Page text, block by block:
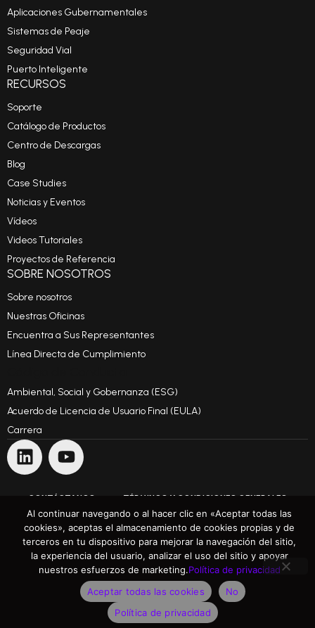
Aplicaciones Gubernamentales
Sistemas de Peaje
Seguridad Vial
Puerto Inteligente
RECURSOS
Soporte
Catálogo de Productos
Centro de Descargas
Blog
Case Studies
Noticias y Eventos
Vídeos
Videos Tutoriales
Proyectos de Referencia
SOBRE NOSOTROS
Sobre nosotros
Nuestras Oficinas
Encuentra a Sus Representantes
Línea Directa de Cumplimiento
Ambiental, Social y Gobernanza (ESG)
Acuerdo de Licencia de Usuario Final (EULA)
Carrera
CONTÁCTANOS TÉRMINOS Y CONDICIONES GENERALES
TÉRMINOS DE USO POLÍTICA DE PRIVACIDAD
Superando Expectativas
©Copyright 1991 - 2025 ARH Informatikai Zrt. Todos los derechos reservados
Al continuar navegando o al hacer clic en «Aceptar todas las
cookies», aceptas el almacenamiento de cookies propias y de
terceros en tu dispositivo para mejorar la navegación del sitio,
la experiencia del usuario, analizar el uso del sitio y apoyar
nuestros esfuerzos de marketing.Política de privacidad
Aceptar todas las cookies
No
Política de privacidad